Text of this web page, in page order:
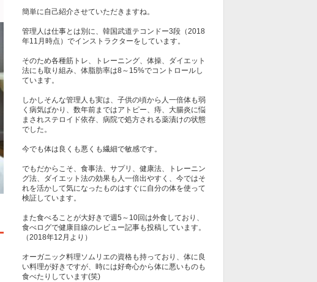
簡単に自己紹介させていただきますね。
管理人は仕事とは別に、韓国武道テコンドー3段（2018
年11月時点）でインストラクターをしています。
そのため各種筋トレ、トレーニング、体操、ダイエット
法にも取り組み、体脂肪率は8～15%でコントロールし
ています。
しかしそんな管理人も実は、子供の頃から人一倍体も弱
く病気ばかり、数年前まではアトピー、痔、大腸炎に悩
まされステロイド依存、病院で処方される薬漬けの状態
でした。
今でも体は良くも悪くも繊細で敏感です。
でもだからこそ、食事法、サプリ、健康法、トレーニン
グ法、ダイエット法の効果も人一倍出やすく、今ではそ
れを活かして気になったものはすぐに自分の体を使って
検証しています。
また食べることが大好きで週5～10回は外食しており、
食べログで健康目線のレビュー記事も投稿しています。
（2018年12月より）
オーガニック料理ソムリエの資格も持っており、体に良
い料理が好きですが、時には好奇心から体に悪いものも
食べたりしています(笑)